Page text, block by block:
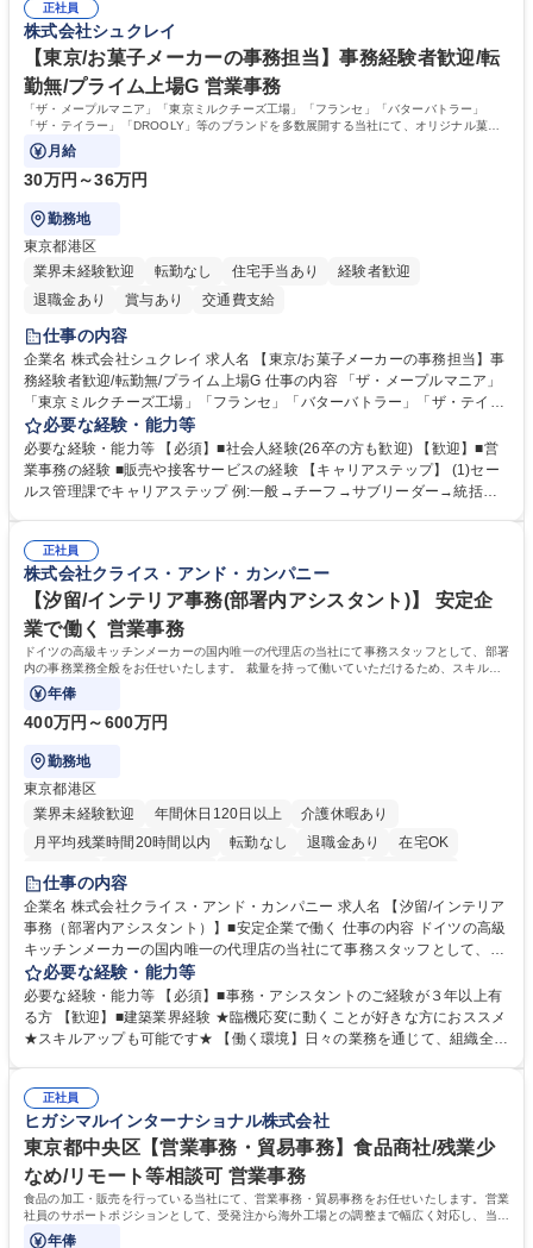
生に関する業務等■健康診断、産業医面談、休職・復職手続き等の労務サ
ポート■社内ルールの運用・各種社内案内■その他、拠点運営に関わる管理
部門業務 募集職種 【大阪/総務・人事（労務）担当者】3Dプリンター事
業/NTTデータG/年休129日
アが磨けます。 ◎NTTデータグループであり福利厚生は充実しているとと
もに、働き方改革も推進しています。 学歴・資格 学歴：大学院 大学 高専
短大 専修学校 語学力： 資格：
正社員
株式会社シュクレイ
【東京/お菓子メーカーの事務担当】事務経験者歓迎/転
勤無/プライム上場G 営業事務
「ザ・メープルマニア」「東京ミルクチーズ工場」「フランセ」「バターバトラー」
「ザ・テイラー」「DROOLY」等のブランドを多数展開する当社にて、オリジナル菓子
ブランド商品の事務業務をお任せいたします。
月給
30万円～36万円
勤務地
東京都港区
業界未経験歓迎
転勤なし 住宅手当あり
経験者歓迎
退職金あり
賞与あり 交通費支給
仕事の内容
企業名 株式会社シュクレイ 求人名 【東京/お菓子メーカーの事務担当】事
務経験者歓迎/転勤無/プライム上場G 仕事の内容 「ザ・メープルマニア」
「東京ミルクチーズ工場」「フランセ」「バターバトラー」「ザ・テイラ
ー」「DROOLY」等のブランドを多数展開する当社にて、オリジナル菓子
ブランド商品の事務業務をお任せいたします。 【具体的な業務内容】 ■店
舗からの発注受付/PC入力業務 ■受電対応(社内/社外) ■商品のマスター登
録 ■日々の売上抽出・報告 ■提携企業への書類送付業務 ■契約書管理業務
必要な経験・能力等
必要な経験・能力等 【必須】■社会人経験(26卒の方も歓迎) 【歓迎】■営
業事務の経験 ■販売や接客サービスの経験 【キャリアステップ】 (1)セー
ルス管理課でキャリアステップ 例:一般→チーフ→サブリーダー→統括リ
や個別面談を通してご自身のキャリアと向き合っていただき、会社として
もバックアップしていきます。 学歴・資格 学歴：大学院 大学 高専 短大
専修学校 高校 語学力： 資格：
正社員
株式会社クライス・アンド・カンパニー
【汐留/インテリア事務(部署内アシスタント)】 安定企
業で働く 営業事務
ドイツの高級キッチンメーカーの国内唯一の代理店の当社にて事務スタッフとして、部署
内の事務業務全般をお任せいたします。 裁量を持って働いていただけるため、スキルア
ップも可能です。
年俸
400万円～600万円
勤務地
東京都港区
業界未経験歓迎
年間休日120日以上
介護休暇あり
月平均残業時間20時間以内
転勤なし 退職金あり
在宅OK
育休あり
完全週休2日制
駅近5分以内
土日祝休み
仕事の内容
企業名 株式会社クライス・アンド・カンパニー 求人名 【汐留/インテリア
事務（部署内アシスタント）】■安定企業で働く 仕事の内容 ドイツの高級
キッチンメーカーの国内唯一の代理店の当社にて事務スタッフとして、部
署内の事務業務全般をお任せいたします。 裁量を持って働いていただける
ため、スキルアップも可能です。 【部署内の事務業務全般】 ■サンプルの
仕分け・整理 ■電話応対 ■書類作成（会議資料、お客様宛請求書、支払書
類を取りまとめて経理へ提出等） ■ショールームアテンド・運営・予約業
インテリア事務（部署内アシスタント）】■安定企業で働く
必要な経験・能力等
必要な経験・能力等 【必須】■事務・アシスタントのご経験が３年以上有
る方 【歓迎】■建築業界経験 ★臨機応変に動くことが好きな方におススメ
★スキルアップも可能です★ 【働く環境】日々の業務を通じて、組織全体
ームとの協力や新しいアイデアを活かす場もあり、やりがいを感じながら
働けます。 【歓迎】 ■インテリアの業界のご経験が有る方■PCの作業に慣
れている方 学歴・資格 学歴：大学院 大学 高専 短大 専修学校 語学力： 資
格：
正社員
ヒガシマルインターナショナル株式会社
東京都中央区【営業事務・貿易事務】食品商社/残業少
なめ/リモート等相談可 営業事務
食品の加工・販売を行っている当社にて、営業事務・貿易事務をお任せいたします。営業
社員のサポートポジションとして、受発注から海外工場との調整まで幅広く対応し、当社
事業の根幹を支えていただきます。
年俸